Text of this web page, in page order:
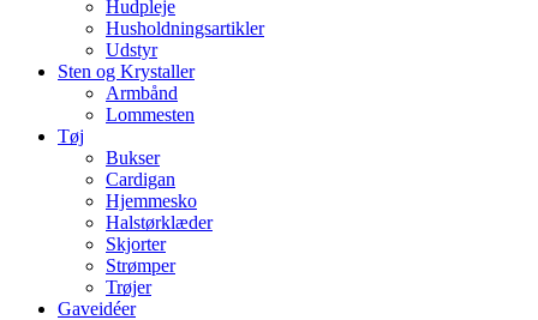
Hudpleje
Husholdningsartikler
Udstyr
Sten og Krystaller
Armbånd
Lommesten
Tøj
Bukser
Cardigan
Hjemmesko
Halstørklæder
Skjorter
Strømper
Trøjer
Gaveidéer